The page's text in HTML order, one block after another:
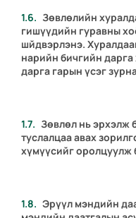
Зөвлөлийн
гишүүдийн гуравны
шйдвэрлэнэ.
нарийн бичгийн дарга
дарга гарын үсэг
Зөвлөл нь эрхэлж
туслалцаа авах
хүмүүсийг оролцуулж
Эрүүл мэндийн